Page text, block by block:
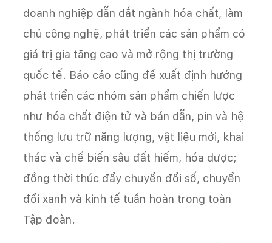
doanh nghiệp dẫn dắt ngành hóa chất, làm
chủ công nghệ, phát triển các sản phẩm có
giá trị gia tăng cao và mở rộng thị trường
quốc tế. Báo cáo cũng đề xuất định hướng
phát triển các nhóm sản phẩm chiến lược
như hóa chất điện tử và bán dẫn, pin và hệ
thống lưu trữ năng lượng, vật liệu mới, khai
thác và chế biến sâu đất hiếm, hóa dược;
đồng thời thúc đẩy chuyển đổi số, chuyển
đổi xanh và kinh tế tuần hoàn trong toàn
Tập đoàn.